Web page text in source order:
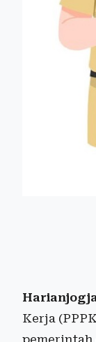
Kerja
pemerintah